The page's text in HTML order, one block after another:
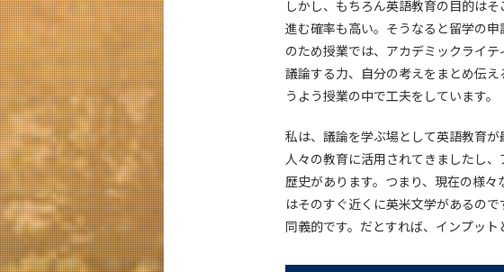
しかし、もちろん英語教育の目的は
進む確率も高い。そうなると留学の
のため授業では、アカデミックライ
議論する力、自分の考えをまとめ伝
うよう授業の中で工夫をしています。
私は、議論を学ぶ場として英語教育
人々の教育に活用されてきましたし
歴史があります。つまり、現在の様
はそのすぐ近くに英米文学があるの
同義的です。だとすれば、インプッ